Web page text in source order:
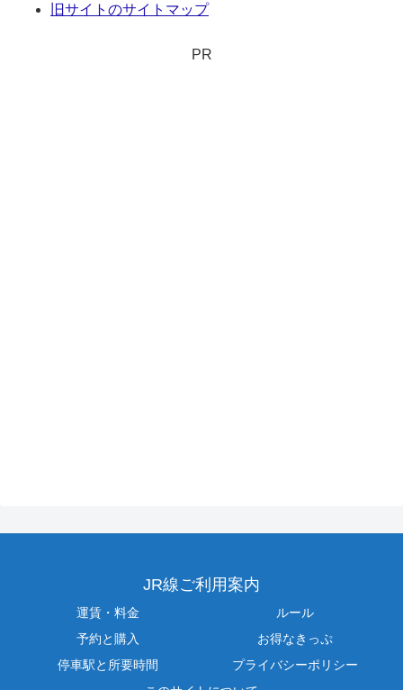
旧サイトのサイトマップ
PR
JR線ご利用案内
運賃・料金
ルール
予約と購入
お得なきっぷ
停車駅と所要時間
プライバシーポリシー